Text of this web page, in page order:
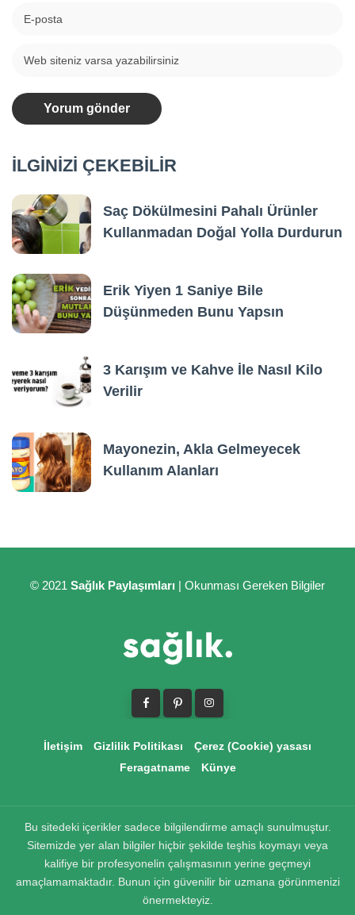
İLGİNİZİ ÇEKEBİLİR
Saç Dökülmesini Pahalı Ürünler
Kullanmadan Doğal Yolla Durdurun
Erik Yiyen 1 Saniye Bile
Düşünmeden Bunu Yapsın
3 Karışım ve Kahve İle Nasıl Kilo
Verilir
Mayonezin, Akla Gelmeyecek
Kullanım Alanları
© 2021 Sağlık Paylaşımları | Okunması Gereken Bilgiler
İletişim Gizlilik Politikası
Çerez (Cookie) yasası
Feragatname
Künye
Bu sitedeki içerikler sadece bilgilendirme amaçlı sunulmuştur.
Sitemizde yer alan bilgiler hiçbir şekilde teşhis koymayı veya
kalifiye bir profesyonelin çalışmasının yerine geçmeyi
amaçlamamaktadır. Bunun için güvenilir bir uzmana görünmenizi
önermekteyiz.